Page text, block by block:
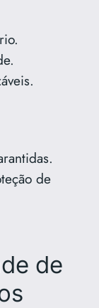
de
de